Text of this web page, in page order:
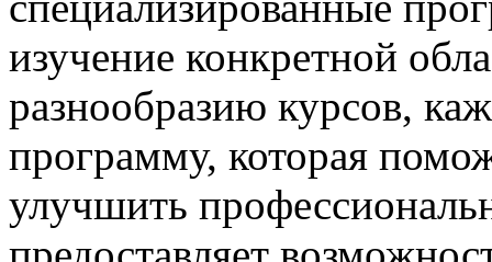
изучение конкретной
разнообразию курсов,
программу, которая
улучшить